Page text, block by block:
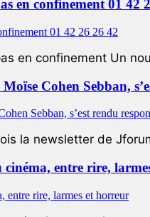
en confinement 01 42
en confinement Un
Cohen Sebban,
la newsletter de
entre rire,